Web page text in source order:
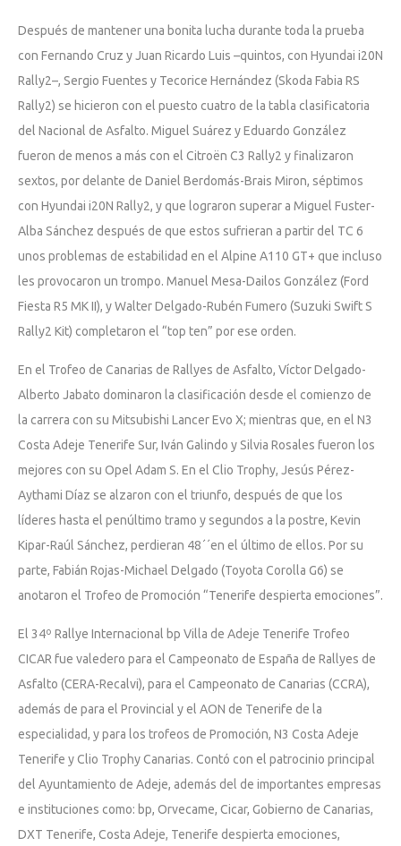
Después de mantener una bonita lucha durante toda la prueba
con Fernando Cruz y Juan Ricardo Luis –quintos, con Hyundai i20N
Rally2­–, Sergio Fuentes y Tecorice Hernández (Skoda Fabia RS
Rally2) se hicieron con el puesto cuatro de la tabla clasificatoria
del Nacional de Asfalto. Miguel Suárez y Eduardo González
fueron de menos a más con el Citroën C3 Rally2 y finalizaron
sextos, por delante de Daniel Berdomás-Brais Miron, séptimos
con Hyundai i20N Rally2, y que lograron superar a Miguel Fuster-
Alba Sánchez después de que estos sufrieran a partir del TC 6
unos problemas de estabilidad en el Alpine A110 GT+ que incluso
les provocaron un trompo. Manuel Mesa-Dailos González (Ford
Fiesta R5 MK II), y Walter Delgado-Rubén Fumero (Suzuki Swift S
Rally2 Kit) completaron el “top ten” por ese orden.
En el Trofeo de Canarias de Rallyes de Asfalto, Víctor Delgado-
Alberto Jabato dominaron la clasificación desde el comienzo de
la carrera con su Mitsubishi Lancer Evo X; mientras que, en el N3
Costa Adeje Tenerife Sur, Iván Galindo y Silvia Rosales fueron los
mejores con su Opel Adam S. En el Clio Trophy, Jesús Pérez-
Aythami Díaz se alzaron con el triunfo, después de que los
líderes hasta el penúltimo tramo y segundos a la postre, Kevin
Kipar-Raúl Sánchez, perdieran 48´´en el último de ellos. Por su
parte, Fabián Rojas-Michael Delgado (Toyota Corolla G6) se
anotaron el Trofeo de Promoción “Tenerife despierta emociones”.
El 34º Rallye Internacional bp Villa de Adeje Tenerife Trofeo
CICAR fue valedero para el Campeonato de España de Rallyes de
Asfalto (CERA-Recalvi), para el Campeonato de Canarias (CCRA),
además de para el Provincial y el AON de Tenerife de la
especialidad, y para los trofeos de Promoción, N3 Costa Adeje
Tenerife y Clio Trophy Canarias. Contó con el patrocinio principal
del Ayuntamiento de Adeje, además del de importantes empresas
e instituciones como: bp, Orvecame, Cicar, Gobierno de Canarias,
DXT Tenerife, Costa Adeje, Tenerife despierta emociones,